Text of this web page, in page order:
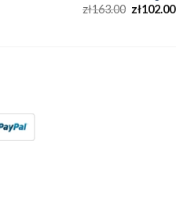
zł163.00 zł102.00